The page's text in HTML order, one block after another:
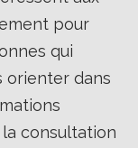
pour
qui
orienter dans
consultation